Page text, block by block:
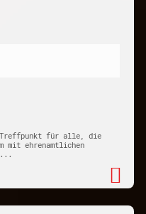
Treffpunkt für alle, die
mit ehrenamtlichen
...